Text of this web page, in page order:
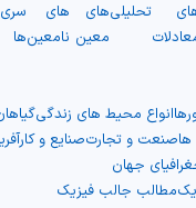
تحلیلیهای
معین
های
نامعین
سری
ها
انواع محیط های زندگی
صنعت و تجارتصنایع و
جهان
مطالب جالب فیزیک